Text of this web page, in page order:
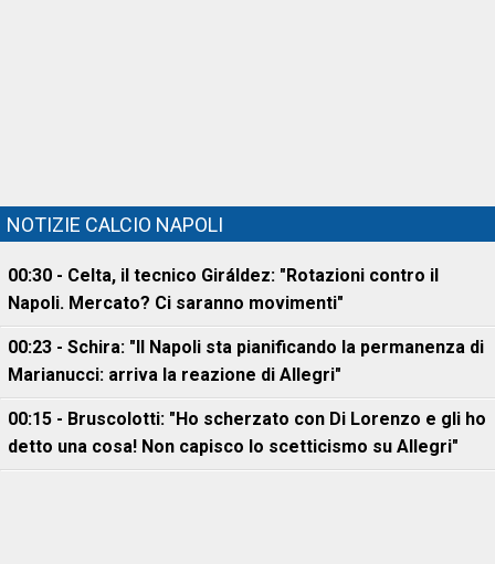
NOTIZIE CALCIO NAPOLI
00:30 - Celta, il tecnico Giráldez: "Rotazioni contro il
Napoli. Mercato? Ci saranno movimenti"
00:23 - Schira: "Il Napoli sta pianificando la permanenza di
Marianucci: arriva la reazione di Allegri"
00:15 - Bruscolotti: "Ho scherzato con Di Lorenzo e gli ho
detto una cosa! Non capisco lo scetticismo su Allegri"